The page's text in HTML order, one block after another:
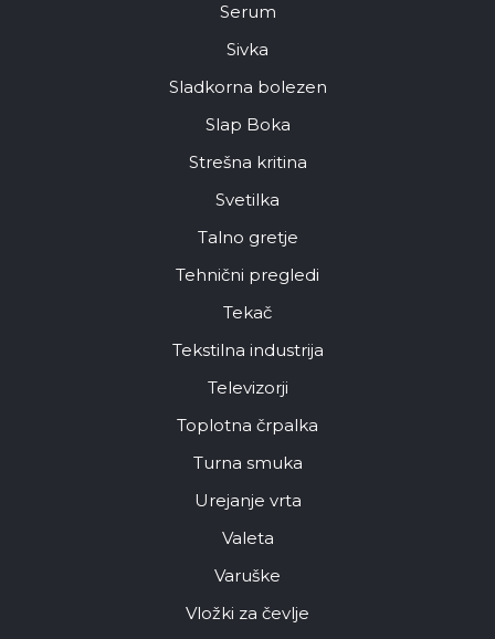
Serum
Sivka
Sladkorna bolezen
Slap Boka
Strešna kritina
Svetilka
Talno gretje
Tehnični pregledi
Tekač
Tekstilna industrija
Televizorji
Toplotna črpalka
Turna smuka
Urejanje vrta
Valeta
Varuške
Vložki za čevlje